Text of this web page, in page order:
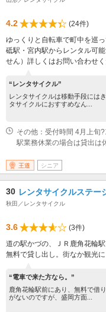
4.2
(24件)
ゆっくりと自転車で町中を巡
砥駅・宮内駅からレンタル可
せん）詳しくはお問い合わせ
“レンタサイクル”
レンタサイクルは移動手段には
タサイクルにおすすめなん...
その他：受付時間 4月上旬
駅業務休業の場合は貸出は
王道 シニア
30 レンタサイクルステー
秋田／レンタサイクル
3.6
(3件)
道の駅かづの、ＪＲ鹿角花輪
無料で貸し出し。街なか観光
“電車で来た方なら。”
鹿角花輪駅前にあり、無料で借
がないのですが、盛岡方面...